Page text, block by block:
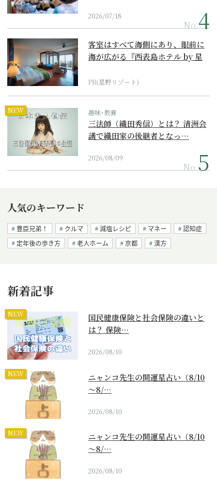
2026/07/18
No.
客室はすべて海側にあり、眼前に
海が広がる『西表島ホテル by 星
PR(星野リゾート)
NEW 趣味･教養
三法師（織田秀信）とは？ 清洲会
議で織田家の後継者となっ…
2026/08/09
No.
人気のキーワード
豊臣兄弟！ クルマ 減塩レシピ マネー
認知症
定年後の歩き方
老人ホーム 京都 漢方
新着記事
NEW
国民健康保険と社会保険の違いと
は？ 保険…
2026/08/10
NEW
ニャンコ先生の開運星占い（8/10
～8/…
2026/08/10
NEW
ニャンコ先生の開運星占い（8/10
～8/…
2026/08/10